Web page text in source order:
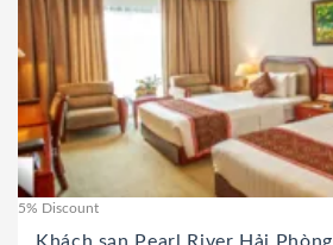
5% Discount
Khách sạn Pearl River Hải Phòng